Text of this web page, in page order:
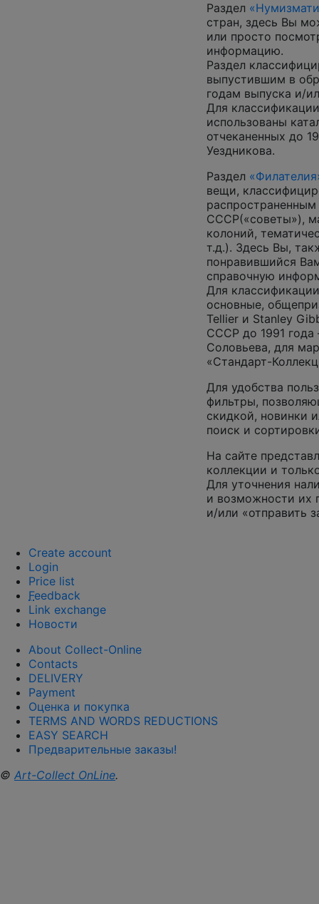
Раздел
стран, здесь Вы
или просто
информацию.
Раздел
выпустившим в
годам выпуска и/
Для
использованы
отчеканенных до
Уездникова.
Раздел
вещи,
СССР(«советы»),
колоний,
т.д.). Здесь Вы,
понравившийся
справочную
Для
основные,
Tellier и Stanley
СССР до 1991
Соловьева, для
«Стандарт-
Для удобства
фильтры,
скидкой, новинки
поиск и
На сайте
коллекции и
Для уточнения
и возможности их
и/или «отправить
Create account
Login
Price list
Feedback
Link exchange
Новости
About Collect-Online
Contacts
DELIVERY
Payment
Оценка и покупка
TERMS AND WORDS REDUCTIONS
EASY SEARCH
Предварительные заказы!
© Art-Collect OnLine.